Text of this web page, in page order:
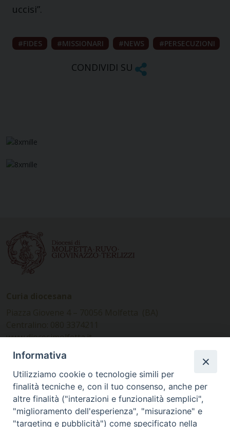
uccisi”.
FIDES MISSIONARI NEWS PERSECUZIONI
CONDIVIDI SU
www.diocesimolfetta.it –
diocesimolfetta@pec.chiesacattolica.it
Ufficio Comunicazioni sociali
Piazza Giovene 4 – 70056 Molfetta (BA)
comunicazionisociali@diocesimolfetta.it
Informativa
Utilizziamo cookie o tecnologie simili per
finalità tecniche e, con il tuo consenso, anche per
altre finalità ("interazioni e funzionalità semplici",
"miglioramento dell'esperienza", "misurazione" e
"targeting e pubblicità") come specificato nella